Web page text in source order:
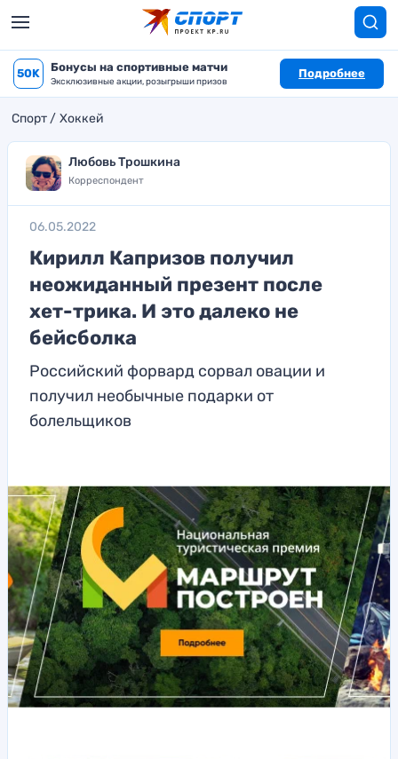
50K Бонусы на спортивные матчи
Эксклюзивные акции, розыгрыши призов
Подробнее
Спорт Хоккей
Любовь Трошкина
Корреспондент
06.05.2022
Кирилл Капризов получил
неожиданный презент после
хет-трика. И это далеко не
бейсболка
Российский форвард сорвал овации и
получил необычные подарки от
болельщиков